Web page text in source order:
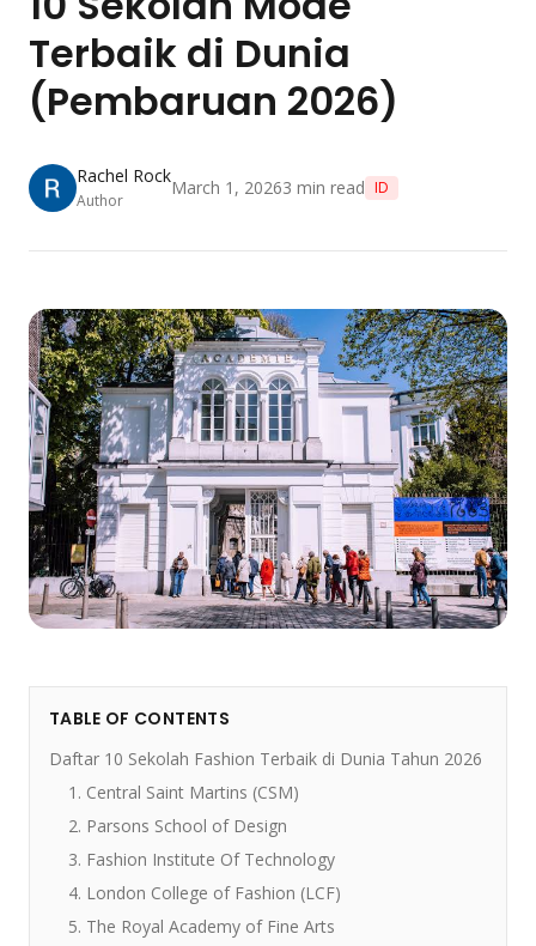
Terbaik di Dunia
(Pembaruan 2026)
Rachel Rock
Author
March 1, 20263 min read ID
TABLE OF CONTENTS
Daftar 10 Sekolah Fashion Terbaik di Dunia Tahun 2026
1. Central Saint Martins (CSM)
2. Parsons School of Design
3. Fashion Institute Of Technology
4. London College of Fashion (LCF)
5. The Royal Academy of Fine Arts